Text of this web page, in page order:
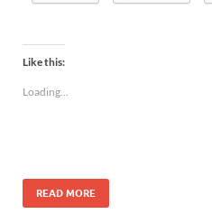
Like this:
Loading...
READ MORE